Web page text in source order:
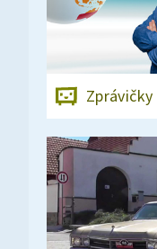
Zprávičky